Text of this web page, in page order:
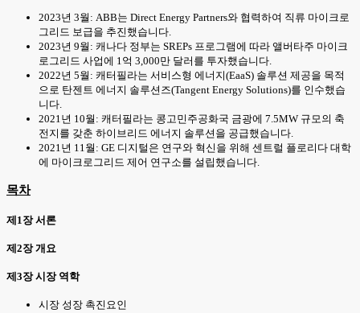
2023년 3월: ABB는 Direct Energy Partners와 협력하여 직류 마이크로
그리드 보급을 추진했습니다.
2023년 9월: 캐나다 정부는 SREPs 프로그램에 따라 앨버타주 마이크
로그리드 사업에 1억 3,000만 달러를 투자했습니다.
2022년 5월: 캐터필라는 서비스형 에너지(EaaS) 솔루션 제공을 목적
으로 탄젠트 에너지 솔루션즈(Tangent Energy Solutions)를 인수했습
니다.
2021년 10월: 캐터필라는 콩고민주공화국 금광에 7.5MW 규모의 축
전지를 갖춘 하이브리드 에너지 솔루션을 공급했습니다.
2021년 11월: GE 디지털은 연구와 혁신을 위해 센트럴 플로리다 대학
에 마이크로그리드 제어 연구소를 설립했습니다.
목차
제1장 서론
제2장 개요
제3장 시장 역학
시장 성장 촉진요인